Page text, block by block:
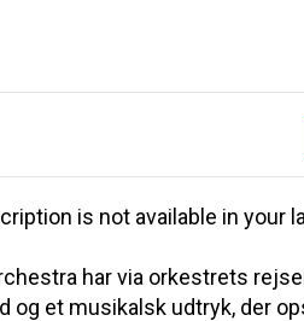
is not available in your
har via orkestrets
og et musikalsk udtryk, der